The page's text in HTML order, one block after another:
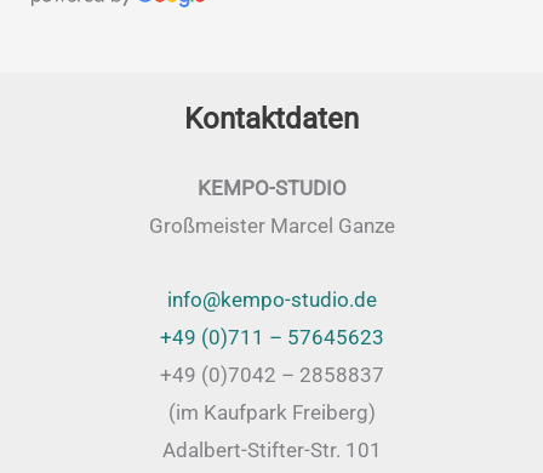
Kontaktdaten
KEMPO-STUDIO
Großmeister Marcel Ganze
info@kempo-studio.de
+49 (0)711 – 57645623
+49 (0)7042 – 2858837
(im Kaufpark Freiberg)
Adalbert-Stifter-Str. 101